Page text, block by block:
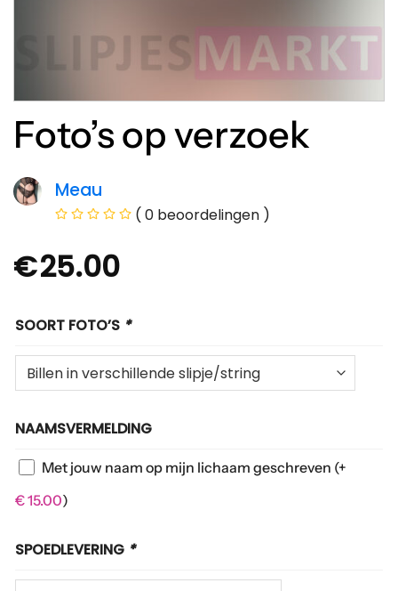
Foto’s op verzoek
Meau
( 0 beoordelingen )
€25.00
SOORT FOTO’S *
NAAMSVERMELDING
Met jouw naam op mijn lichaam geschreven (+
€15.00)
SPOEDLEVERING *